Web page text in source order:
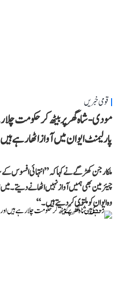
قومی خبریں
مودی-شاہ گھر پر بیٹھ کر حکومت
پارلیمنٹ ایوان میں آواز اٹھا رہے
ملکارجن کھڑگے نے کہا کہ ’’انتہائی افسوس کے
چیئرمین بھی ہمیں آواز نہیں اٹھانے دیتے۔
وہ ایوان کو ملتوی کر دیتے ہیں۔‘‘